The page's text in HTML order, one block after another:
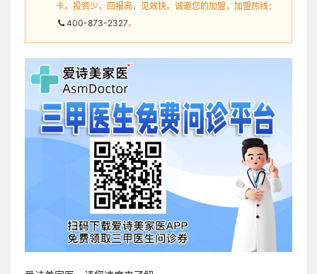
卡。投资少，回报高，见效快。诚邀您的加盟，加盟热线：
400-873-2327。